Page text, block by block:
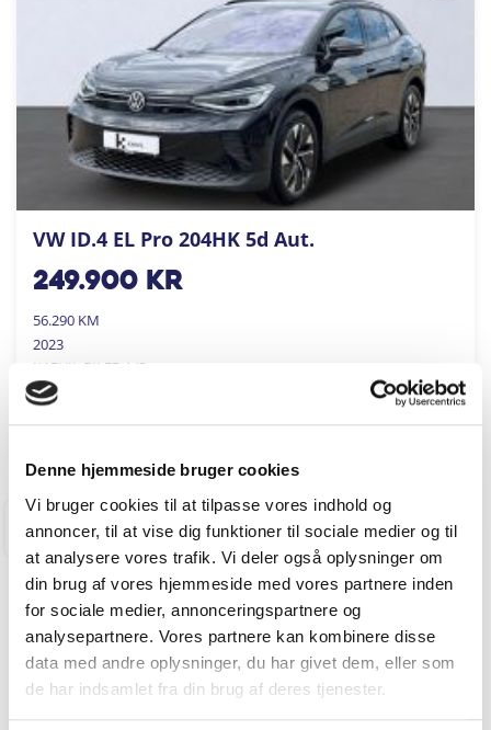
Denne hjemmeside bruger cookies
Vi bruger cookies til at tilpasse vores indhold og
annoncer, til at vise dig funktioner til sociale medier og til
at analysere vores trafik. Vi deler også oplysninger om
din brug af vores hjemmeside med vores partnere inden
for sociale medier, annonceringspartnere og
analysepartnere. Vores partnere kan kombinere disse
data med andre oplysninger, du har givet dem, eller som
de har indsamlet fra din brug af deres tjenester.
VW ID.4 EL Pro 204HK 5d Aut.
249.900kr
56.290 KM
2023
KARVIL BILER A/S
RINGKØBING